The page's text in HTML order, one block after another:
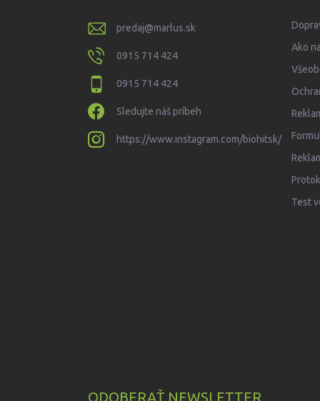
predaj@marlus.sk
0915 714 424
0915 714 424
Sledujte náš príbeh
https://www.instagram.com/biohitsk/
Ako
Test
ODOBERAŤ NEWSLETTER